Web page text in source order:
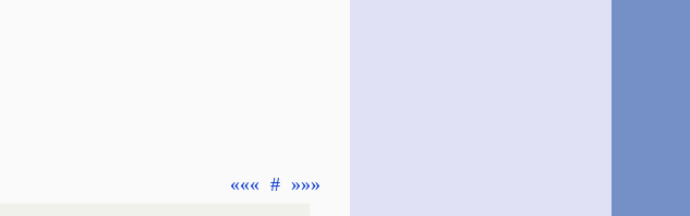
««« # »»»